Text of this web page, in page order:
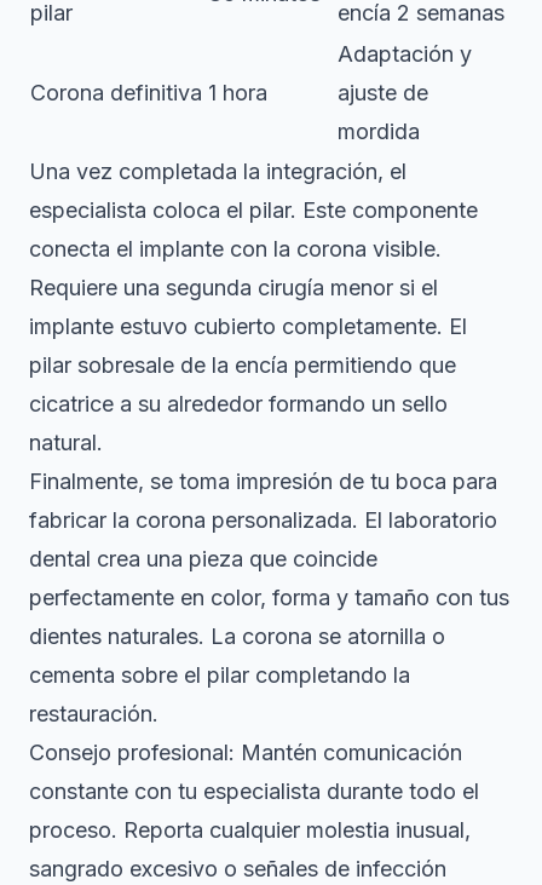
pilar
encía 2 semanas
Corona definitiva 1 hora
Adaptación y
ajuste de
mordida
Una vez completada la integración, el
especialista coloca el pilar. Este componente
conecta el implante con la corona visible.
Requiere una segunda cirugía menor si el
implante estuvo cubierto completamente. El
pilar sobresale de la encía permitiendo que
cicatrice a su alrededor formando un sello
natural.
Finalmente, se toma impresión de tu boca para
fabricar la corona personalizada. El laboratorio
dental crea una pieza que coincide
perfectamente en color, forma y tamaño con tus
dientes naturales. La corona se atornilla o
cementa sobre el pilar completando la
restauración.
Consejo profesional: Mantén comunicación
constante con tu especialista durante todo el
proceso. Reporta cualquier molestia inusual,
sangrado excesivo o señales de infección